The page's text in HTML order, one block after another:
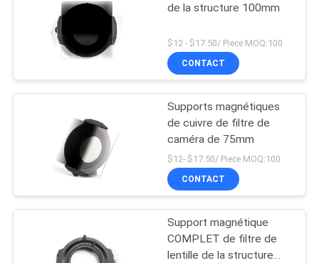
DEMANDEZ
PRIVACY
L'IR UV a coupé le
filtre
Filtre de MCUV
13
de la structure 100mm
$12 - $17.50/ Piece MOQ:100
CONTACT
Supports magnétiques
de cuivre de filtre de
caméra de 75mm
$12- $17.50/ Piece MOQ:100
CONTACT
Support magnétique
COMPLET de filtre de
lentille de la structure